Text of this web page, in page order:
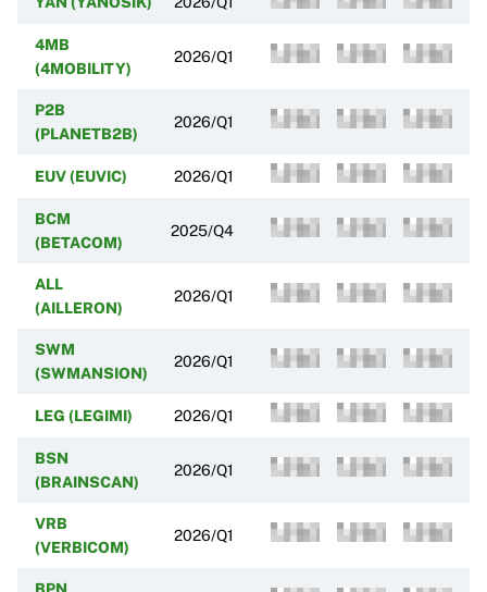
4MB
(4MOBILITY)
2026/Q1
P2B
(PLANETB2B)
2026/Q1
EUV (EUVIC) 2026/Q1
BCM
(BETACOM)
2025/Q4
ALL
(AILLERON)
2026/Q1
SWM
(SWMANSION)
2026/Q1
LEG (LEGIMI) 2026/Q1
BSN
(BRAINSCAN)
2026/Q1
VRB
(VERBICOM)
2026/Q1
BPN